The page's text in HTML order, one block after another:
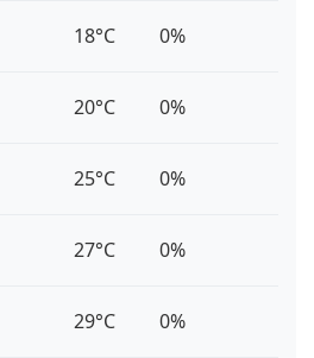
18°C 0%
20°C 0%
25°C 0%
27°C 0%
29°C 0%